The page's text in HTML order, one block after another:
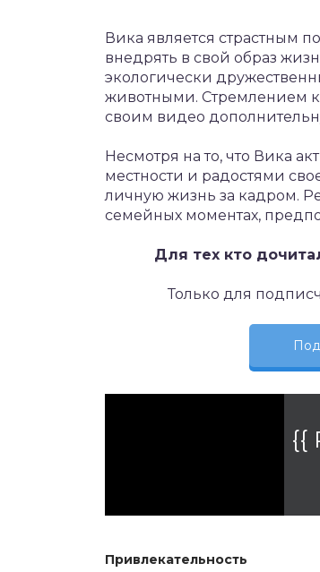
Вика является страстным
внедрять в свой образ
экологически
животными. Стремлением
своим видео
Несмотря на то, что Вика
местности и радостями
личную жизнь за кадром.
семейных моментах,
Для тех кто
Только для
{{
Привлекательность